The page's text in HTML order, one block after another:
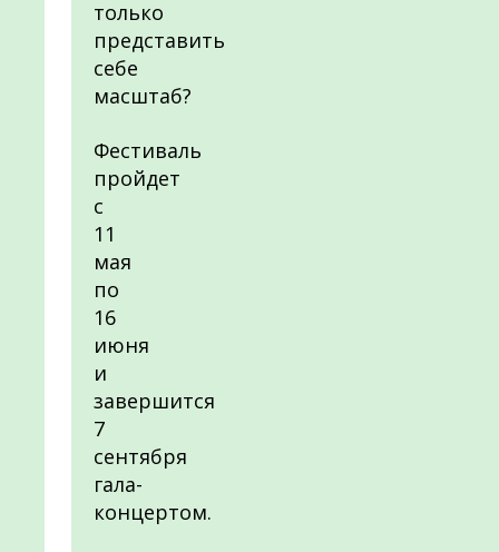
только
представить
себе
масштаб?
Фестиваль
пройдет
с
11
мая
по
16
июня
и
завершится
7
сентября
гала-
концертом.